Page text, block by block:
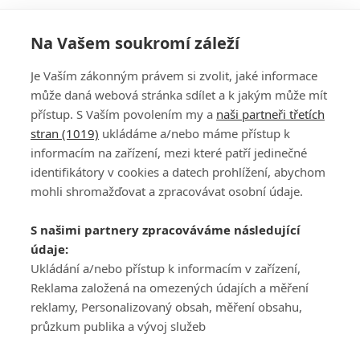
PŘIHLÁSIT
REGISTROVAT
DISKUZE
Šéfredaktorkou webu jePetr Slavík, e-mailserialy@fandimefilmu.cz
Máte-li zájem o inzerci na našem webu napište nám na e-mail
studio@koncal.com
Ochrana osobních údajů|Zásady používání cookies |Pravidla webu
Upravit nastavení soukromí
Na Vašem soukromí záleží
Je Vaším zákonným právem si zvolit, jaké informace
může daná webová stránka sdílet a k jakým může mít
přístup. S Vaším povolením my a naši partneři třetích
stran (1019) ukládáme a/nebo máme přístup k
informacím na zařízení, mezi které patří jedinečné
identifikátory v cookies a datech prohlížení, abychom
mohli shromažďovat a zpracovávat osobní údaje.
S našimi partnery zpracováváme následující
údaje:
Ukládání a/nebo přístup k informacím v zařízení,
Reklama založená na omezených údajích a měření
reklamy, Personalizovaný obsah, měření obsahu,
průzkum publika a vývoj služeb